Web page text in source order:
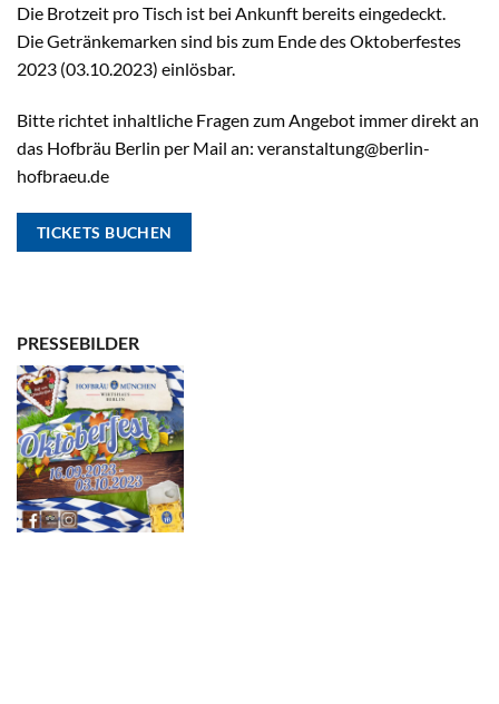
Die Brotzeit pro Tisch ist bei Ankunft bereits eingedeckt.
Die Getränkemarken sind bis zum Ende des Oktoberfestes
2023 (03.10.2023) einlösbar.
Bitte richtet inhaltliche Fragen zum Angebot immer direkt an
das Hofbräu Berlin per Mail an: veranstaltung@berlin-
hofbraeu.de
TICKETS BUCHEN
PRESSEBILDER